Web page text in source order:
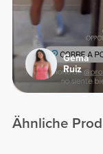
Gema
Ruiz
Ähnliche